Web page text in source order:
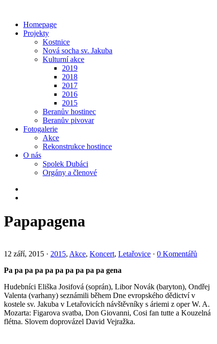
Homepage
Projekty
Kostnice
Nová socha sv. Jakuba
Kulturní akce
2019
2018
2017
2016
2015
Beranův hostinec
Beranův pivovar
Fotogalerie
Akce
Rekonstrukce hostince
O nás
Spolek Dubáci
Orgány a členové
Papapagena
12 září, 2015 · 2015, Akce, Koncert, Letařovice · 0 Komentářů
Pa pa pa pa pa pa pa pa pa pa gena
Hudebníci Eliška Josifová (soprán), Libor Novák (baryton), Ondřej
Valenta (varhany) seznámili během Dne evropského dědictví v
kostele sv. Jakuba v Letařovicích návštěvníky s áriemi z oper W. A.
Mozarta: Figarova svatba, Don Giovanni, Cosi fan tutte a Kouzelná
flétna. Slovem doprovázel David Vejražka.